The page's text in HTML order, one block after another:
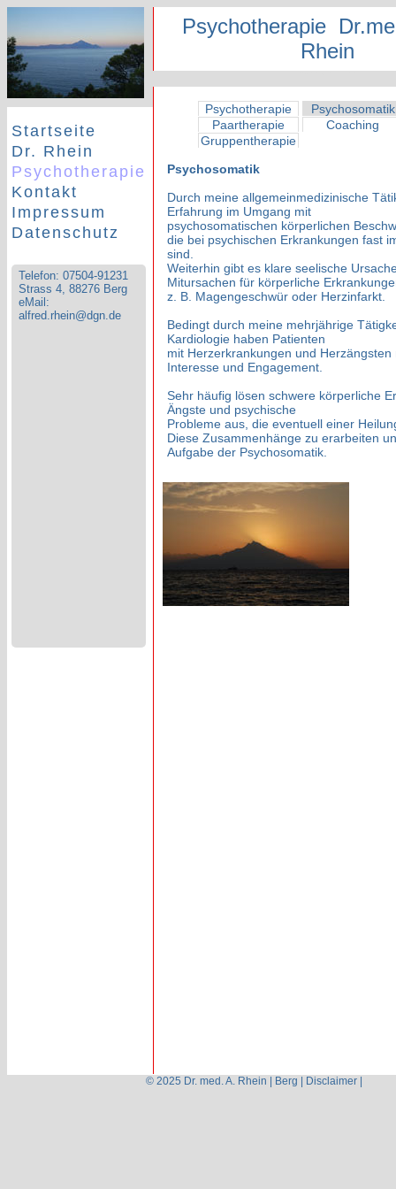
Startseite
Dr. Rhein
Psychotherapie
Kontakt
Impressum
Datenschutz
Telefon: 07504-91231
Strass 4, 88276 Berg
eMail:
alfred.rhein@dgn.de
Psychotherapie
Rhein
Psychotherapie
Psychosomatik
Paartherapie
Coaching
Gruppentherapie
Psychosomatik
Durch meine allgemeinmedizinische
Erfahrung im Umgang mit
psychosomatischen körperlichen
die bei psychischen Erkrankungen fast
sind.
Weiterhin gibt es klare seelische
Mitursachen für körperliche
z. B. Magengeschwür oder Herzinfarkt.
Bedingt durch meine mehrjährige
Kardiologie haben Patienten
mit Herzerkrankungen und
Interesse und Engagement.
Sehr häufig lösen schwere körperliche
Ängste und psychische
Probleme aus, die eventuell einer
Diese Zusammenhänge zu erarbeiten
Aufgabe der Psychosomatik.
© 2025 Dr. med. A. Rhein | Berg | Disclaimer|